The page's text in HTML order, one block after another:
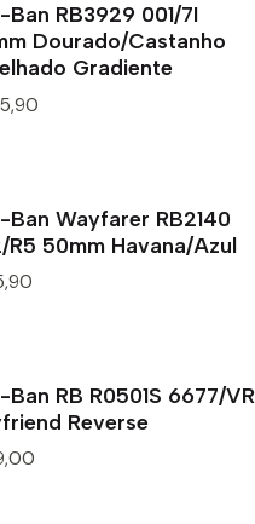
Ban RB3929 001/7I
Dourado/Castanho
Gradiente
Ban Wayfarer RB2140
R5 50mm Havana/Azul
Ban RB R0501S 6677/VR
Reverse